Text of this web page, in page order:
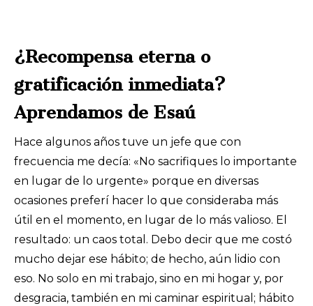
¿Recompensa eterna o
gratificación inmediata?
Aprendamos de Esaú
Hace algunos años tuve un jefe que con
frecuencia me decía: «No sacrifiques lo importante
en lugar de lo urgente» porque en diversas
ocasiones preferí hacer lo que consideraba más
útil en el momento, en lugar de lo más valioso. El
resultado: un caos total. Debo decir que me costó
mucho dejar ese hábito; de hecho, aún lidio con
eso. No solo en mi trabajo, sino en mi hogar y, por
desgracia, también en mi caminar espiritual; hábito